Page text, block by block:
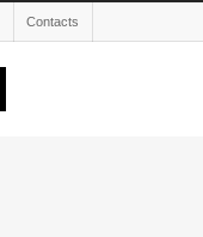
Contacts